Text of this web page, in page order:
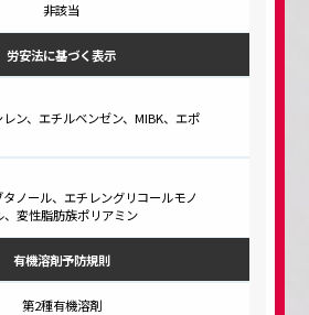
非該当
労安法に基づく表示
レン、エチルベンゼン、MIBK、エポ
タノール、エチレングリコールモノ
、変性脂肪族ポリアミン
有機溶剤予防規則
第2種有機溶剤